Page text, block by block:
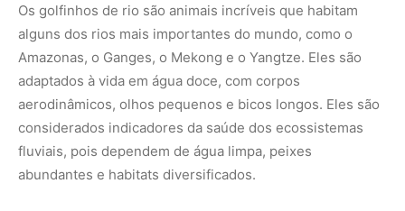
Os golfinhos de rio são animais incríveis que habitam
alguns dos rios mais importantes do mundo, como o
Amazonas, o Ganges, o Mekong e o Yangtze. Eles são
adaptados à vida em água doce, com corpos
aerodinâmicos, olhos pequenos e bicos longos. Eles são
considerados indicadores da saúde dos ecossistemas
fluviais, pois dependem de água limpa, peixes
abundantes e habitats diversificados.